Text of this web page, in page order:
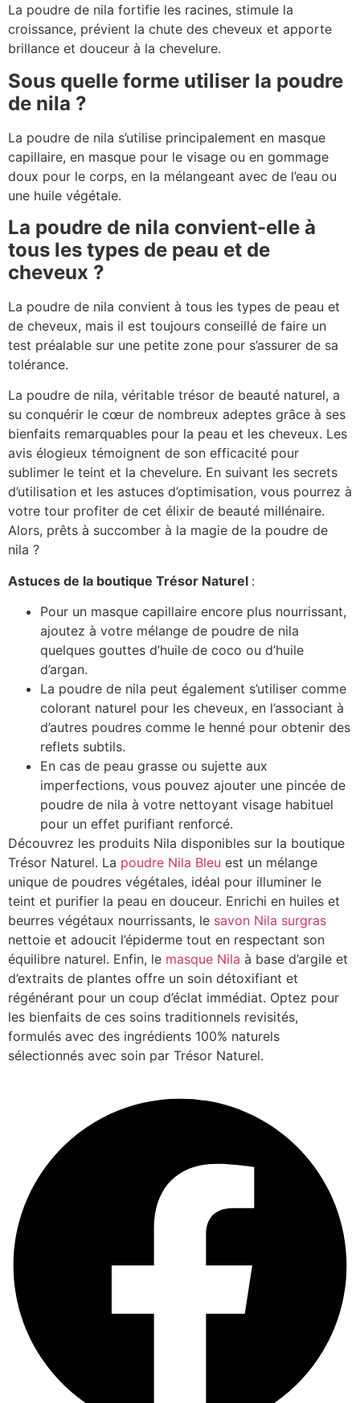
La poudre de nila fortifie les racines, stimule la
croissance, prévient la chute des cheveux et apporte
brillance et douceur à la chevelure.
Sous quelle forme utiliser la poudre
de nila ?
La poudre de nila s’utilise principalement en masque
capillaire, en masque pour le visage ou en gommage
doux pour le corps, en la mélangeant avec de l’eau ou
une huile végétale.
La poudre de nila convient-elle à
tous les types de peau et de
cheveux ?
La poudre de nila convient à tous les types de peau et
de cheveux, mais il est toujours conseillé de faire un
test préalable sur une petite zone pour s’assurer de sa
tolérance.
La poudre de nila, véritable trésor de beauté naturel, a
su conquérir le cœur de nombreux adeptes grâce à ses
bienfaits remarquables pour la peau et les cheveux. Les
avis élogieux témoignent de son efficacité pour
sublimer le teint et la chevelure. En suivant les secrets
d’utilisation et les astuces d’optimisation, vous pourrez à
votre tour profiter de cet élixir de beauté millénaire.
Alors, prêts à succomber à la magie de la poudre de
nila ?
Astuces de la boutique Trésor Naturel :
Pour un masque capillaire encore plus nourrissant,
ajoutez à votre mélange de poudre de nila
quelques gouttes d’huile de coco ou d’huile
d’argan.
La poudre de nila peut également s’utiliser comme
colorant naturel pour les cheveux, en l’associant à
d’autres poudres comme le henné pour obtenir des
reflets subtils.
En cas de peau grasse ou sujette aux
imperfections, vous pouvez ajouter une pincée de
poudre de nila à votre nettoyant visage habituel
pour un effet purifiant renforcé.
Découvrez les produits Nila disponibles sur la boutique
Trésor Naturel. La poudre Nila Bleu est un mélange
unique de poudres végétales, idéal pour illuminer le
teint et purifier la peau en douceur. Enrichi en huiles et
beurres végétaux nourrissants, le savon Nila surgras
nettoie et adoucit l’épiderme tout en respectant son
équilibre naturel. Enfin, le masque Nila à base d’argile et
d’extraits de plantes offre un soin détoxifiant et
régénérant pour un coup d’éclat immédiat. Optez pour
les bienfaits de ces soins traditionnels revisités,
formulés avec des ingrédients 100% naturels
sélectionnés avec soin par Trésor Naturel.